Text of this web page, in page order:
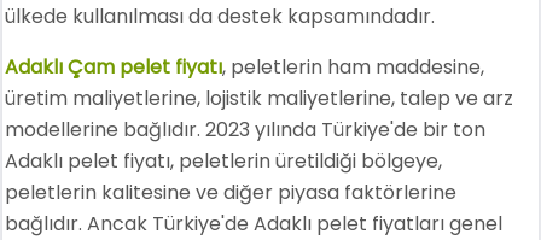
ülkede kullanılması da destek kapsamındadır.
Adaklı Çam pelet fiyatı, peletlerin ham maddesine,
üretim maliyetlerine, lojistik maliyetlerine, talep ve arz
modellerine bağlıdır. 2023 yılında Türkiye'de bir ton
Adaklı pelet fiyatı, peletlerin üretildiği bölgeye,
peletlerin kalitesine ve diğer piyasa faktörlerine
bağlıdır. Ancak Türkiye'de Adaklı pelet fiyatları genel